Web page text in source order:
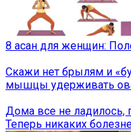
8 асан для женщин:
Скажи нет брылям и
мышцы удерживать
Дома все не ладилось,
Теперь никаких